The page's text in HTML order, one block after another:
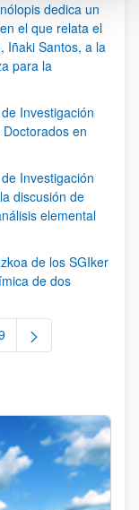
dedica un
el que relata el
Iñaki Santos, a la
para la
Investigación
en
Investigación
discusión de
elemental
de los SGIker
de dos
intermedias Use TAB